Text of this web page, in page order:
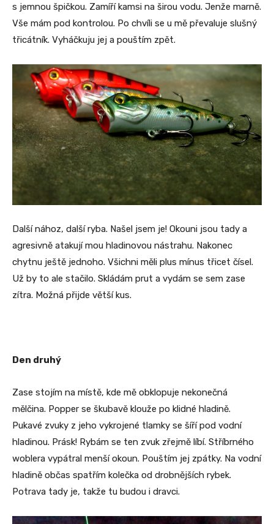
s jemnou špičkou. Zamíří kamsi na širou vodu. Jenže marně.
Vše mám pod kontrolou. Po chvíli se u mě převaluje slušný
třicátník. Vyháčkuju jej a pouštím zpět.
Další nához, další ryba. Našel jsem je! Okouni jsou tady a
agresivně atakují mou hladinovou nástrahu. Nakonec
chytnu ještě jednoho. Všichni měli plus mínus třicet čísel.
Už by to ale stačilo. Skládám prut a vydám se sem zase
zítra. Možná přijde větší kus.
Den druhý
Zase stojím na místě, kde mě obklopuje nekonečná
mělčina. Popper se škubavě klouže po klidné hladině.
Pukavé zvuky z jeho vykrojené tlamky se šíří pod vodní
hladinou. Prásk! Rybám se ten zvuk zřejmě líbí. Stříbrného
woblera vypátral menší okoun. Pouštím jej zpátky. Na vodní
hladině občas spatřím kolečka od drobnějších rybek.
Potrava tady je, takže tu budou i dravci.